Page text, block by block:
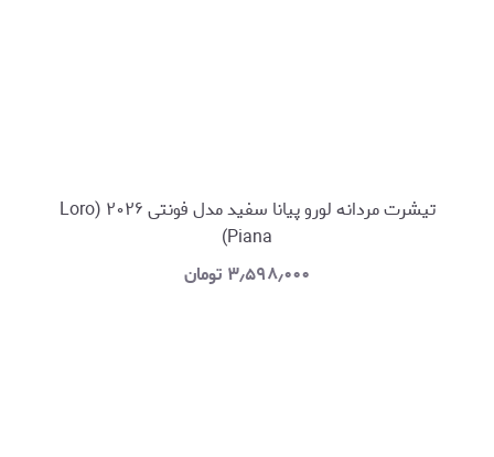
تیشرت مردانه لورو پیانا سفید مدل فونتی ۲۰۲۶ (Loro
Piana)
۳٫۵۹۸٫۰۰۰ تومان